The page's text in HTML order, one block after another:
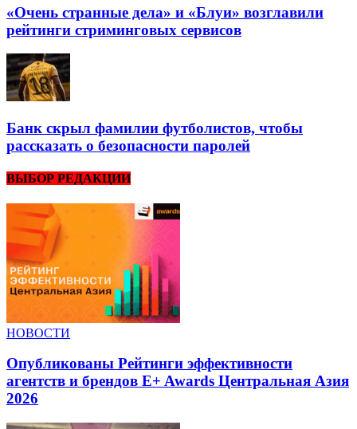
«Очень странные дела» и «Блуи» возглавили
рейтинги стриминговых сервисов
Банк скрыл фамилии футболистов, чтобы
рассказать о безопасности паролей
ВЫБОР РЕДАКЦИИ
НОВОСТИ
Опубликованы Рейтинги эффективности
агентств и брендов E+ Awards Центральная Азия
2026